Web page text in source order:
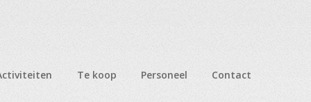
Te koop Personeel Contact